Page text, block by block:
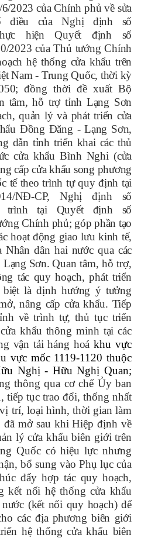
2023 của Chính phủ về sửa
điều của Nghị định số
thực hiệnQuyết định số
2023 của Thủ tướng Chính
hệ thống cửa khẩu trên
Nam - Trung Quốc, thời kỳ
; đồng thờiđề xuất Bộ
tâm, hỗ trợ tỉnh Lạng Sơn
quản lý và phát triển cửa
Đồng Đăng - Lạng Sơn,
dẫn tỉnh triển khai các thủ
cửa khẩu Bình Nghi (cửa
cấp cửa khẩu song phương
tế theo trình tự quy định tại
NĐ-CP, Nghị định số
trình tại Quyết định số
Chính phủ; góp phần tạo
hoạt động giao lưu kinh tế,
dân hai nước qua các
Lạng Sơn. Quan tâm, hỗ trợ,
tác quy hoạch, phát triển
biệt là định hướng ý tưởng
nâng cấp cửa khẩu. Tiếp
về trình tự, thủ tục triển
khẩu thông minh tại các
vận tải háng hoákhu vực
vực mốc 1119-1120 thuộc
Nghị - Hữu Nghị Quan;
thông qua cơ chế Ủy ban
tiếp tục trao đổi, thống nhất
trí, loại hình, thời gian làm
đã mở sau khi Hiệp định về
lý cửa khẩu biên giới trên
Quốc có hiệu lực nhưng
bổ sung vào Phụ lục của
đẩy hợp tác quy hoạch,
kết nối hệ thống cửa khẩu
(kết nối quy hoạch) để
các địa phương biên giới
hệ thống cửa khẩu biên